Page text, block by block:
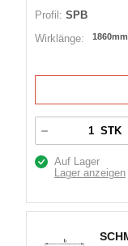
Profil: SPB
Wirklänge:
1860mm
STK
Auf Lager
Lager anzeigen